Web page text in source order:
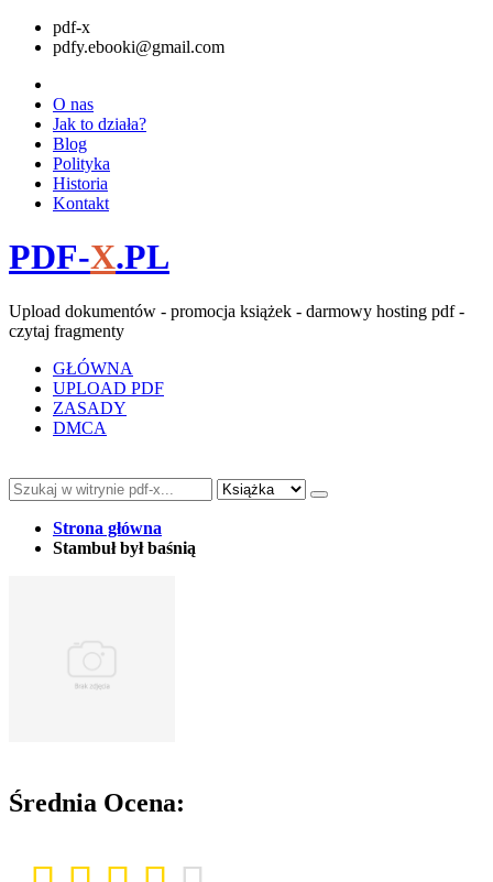
pdf-x
pdfy.ebooki@gmail.com
O nas
Jak to działa?
Blog
Polityka
Historia
Kontakt
PDF-X.PL
Upload dokumentów - promocja książek - darmowy hosting pdf -
czytaj fragmenty
GŁÓWNA
UPLOAD PDF
ZASADY
DMCA
Strona główna
Stambuł był baśnią
Średnia Ocena: